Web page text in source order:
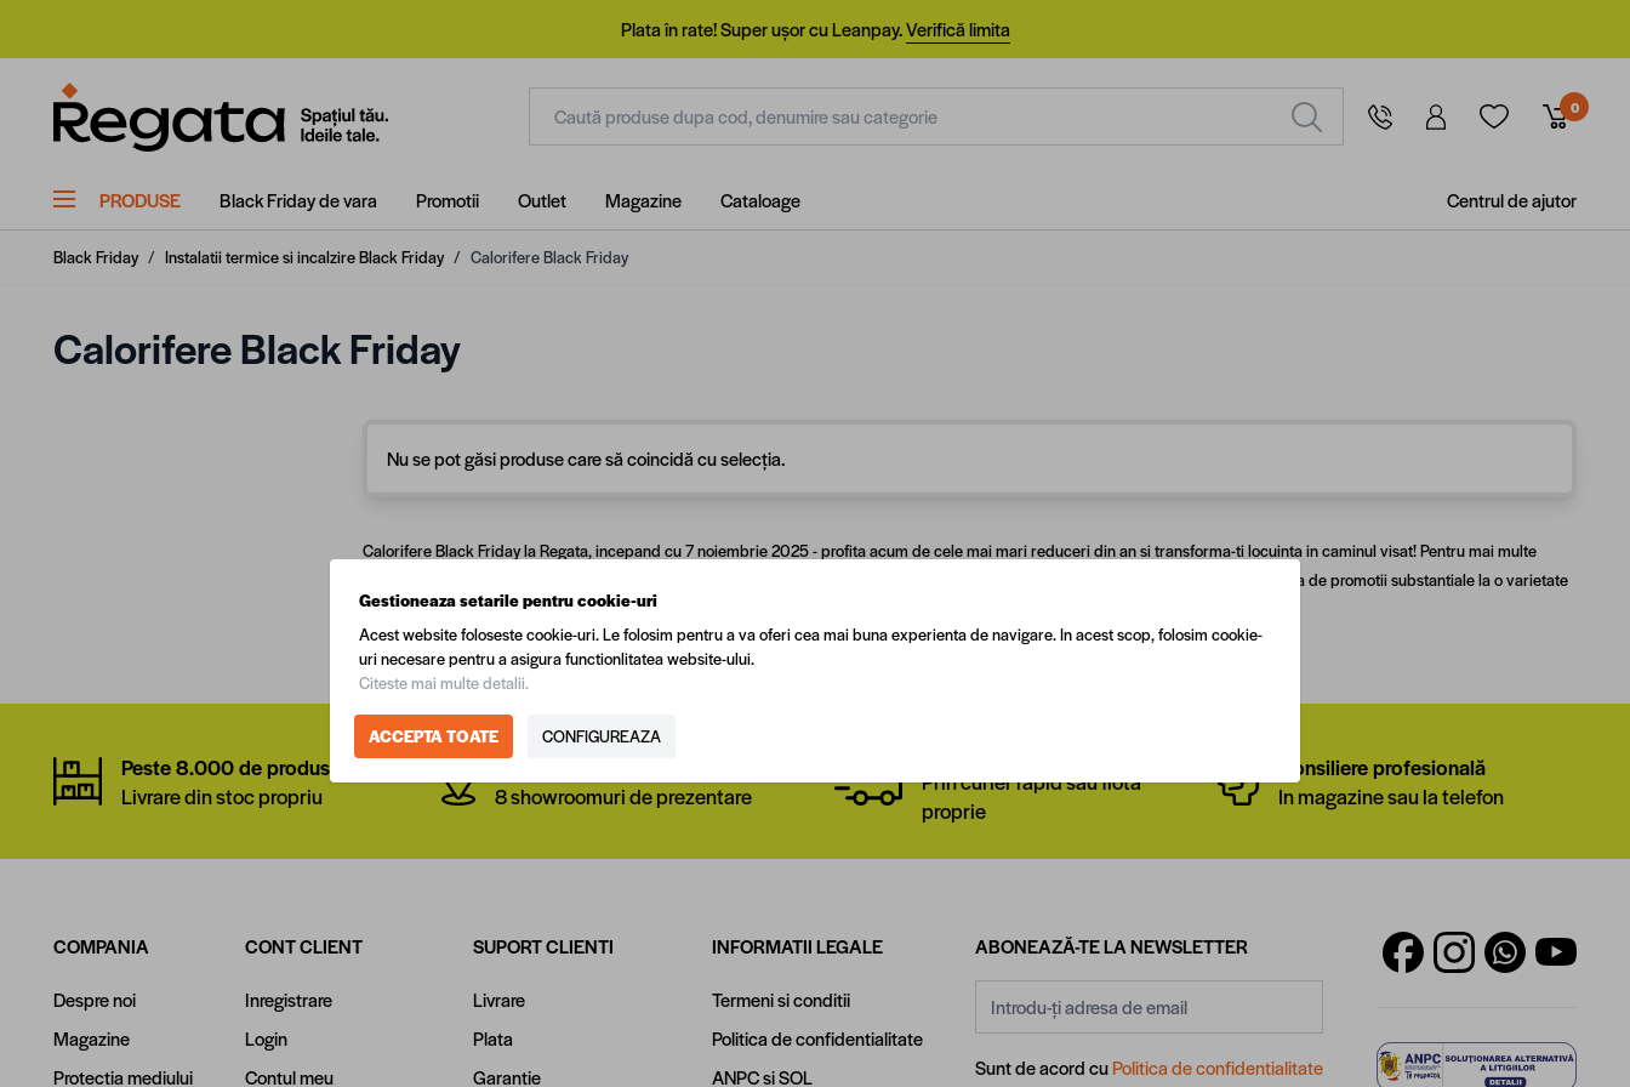
Plata în rate! Super ușor cu Leanpay.Verifică limita
0
PRODUSE Black Friday de vara Promotii Outlet Magazine Cataloage Centrul de ajutor
Black Friday / Instalatii termice si incalzire Black Friday / Calorifere Black Friday
Calorifere Black Friday
Nu se pot găsi produse care să coincidă cu selecția.
Calorifere Black Friday la Regata, incepand cu 7 noiembrie 2025 - profita acum de cele mai mari reduceri din an si transforma-ti locuinta in caminul visat! Pentru mai multe
. Beneficiaza de promotii substantiale la o varietate
de articole pentru casa ta. Grabeste-te, stocurile sunt limitate!
Vezi mai multe
Peste 8.000 de produse
Livrare din stoc propriu
Rețea de magazine
8 showroomuri de prezentare
Prin curier rapid sau flota
proprie
Consiliere profesională
In magazine sau la telefon
COMPANIA
Despre noi
Magazine
Protectia mediului
CONT CLIENT
Inregistrare
Login
Contul meu
SUPORT CLIENTI
Livrare
Plata
Garantie
INFORMATII LEGALE
Termeni si conditii
Politica de confidentialitate
ANPCsiSOL
ABONEAZĂ-TE LA NEWSLETTER
Sunt de acord cuPolitica de confidentialitate
Gestioneaza setarile pentru cookie-uri
Acest website foloseste cookie-uri. Le folosim pentru a va oferi cea mai buna experienta de navigare. In acest scop, folosim cookie-
uri necesare pentru a asigura functionlitatea website-ului.
Citeste mai multe detalii.
ACCEPTA TOATE CONFIGUREAZA